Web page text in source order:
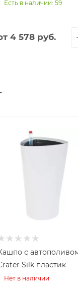
Есть в наличии: 59
4 578 руб.
с
Silk пластик
Нет в наличии